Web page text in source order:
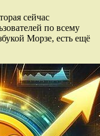
сейчас
по всему
Морзе, есть ещё